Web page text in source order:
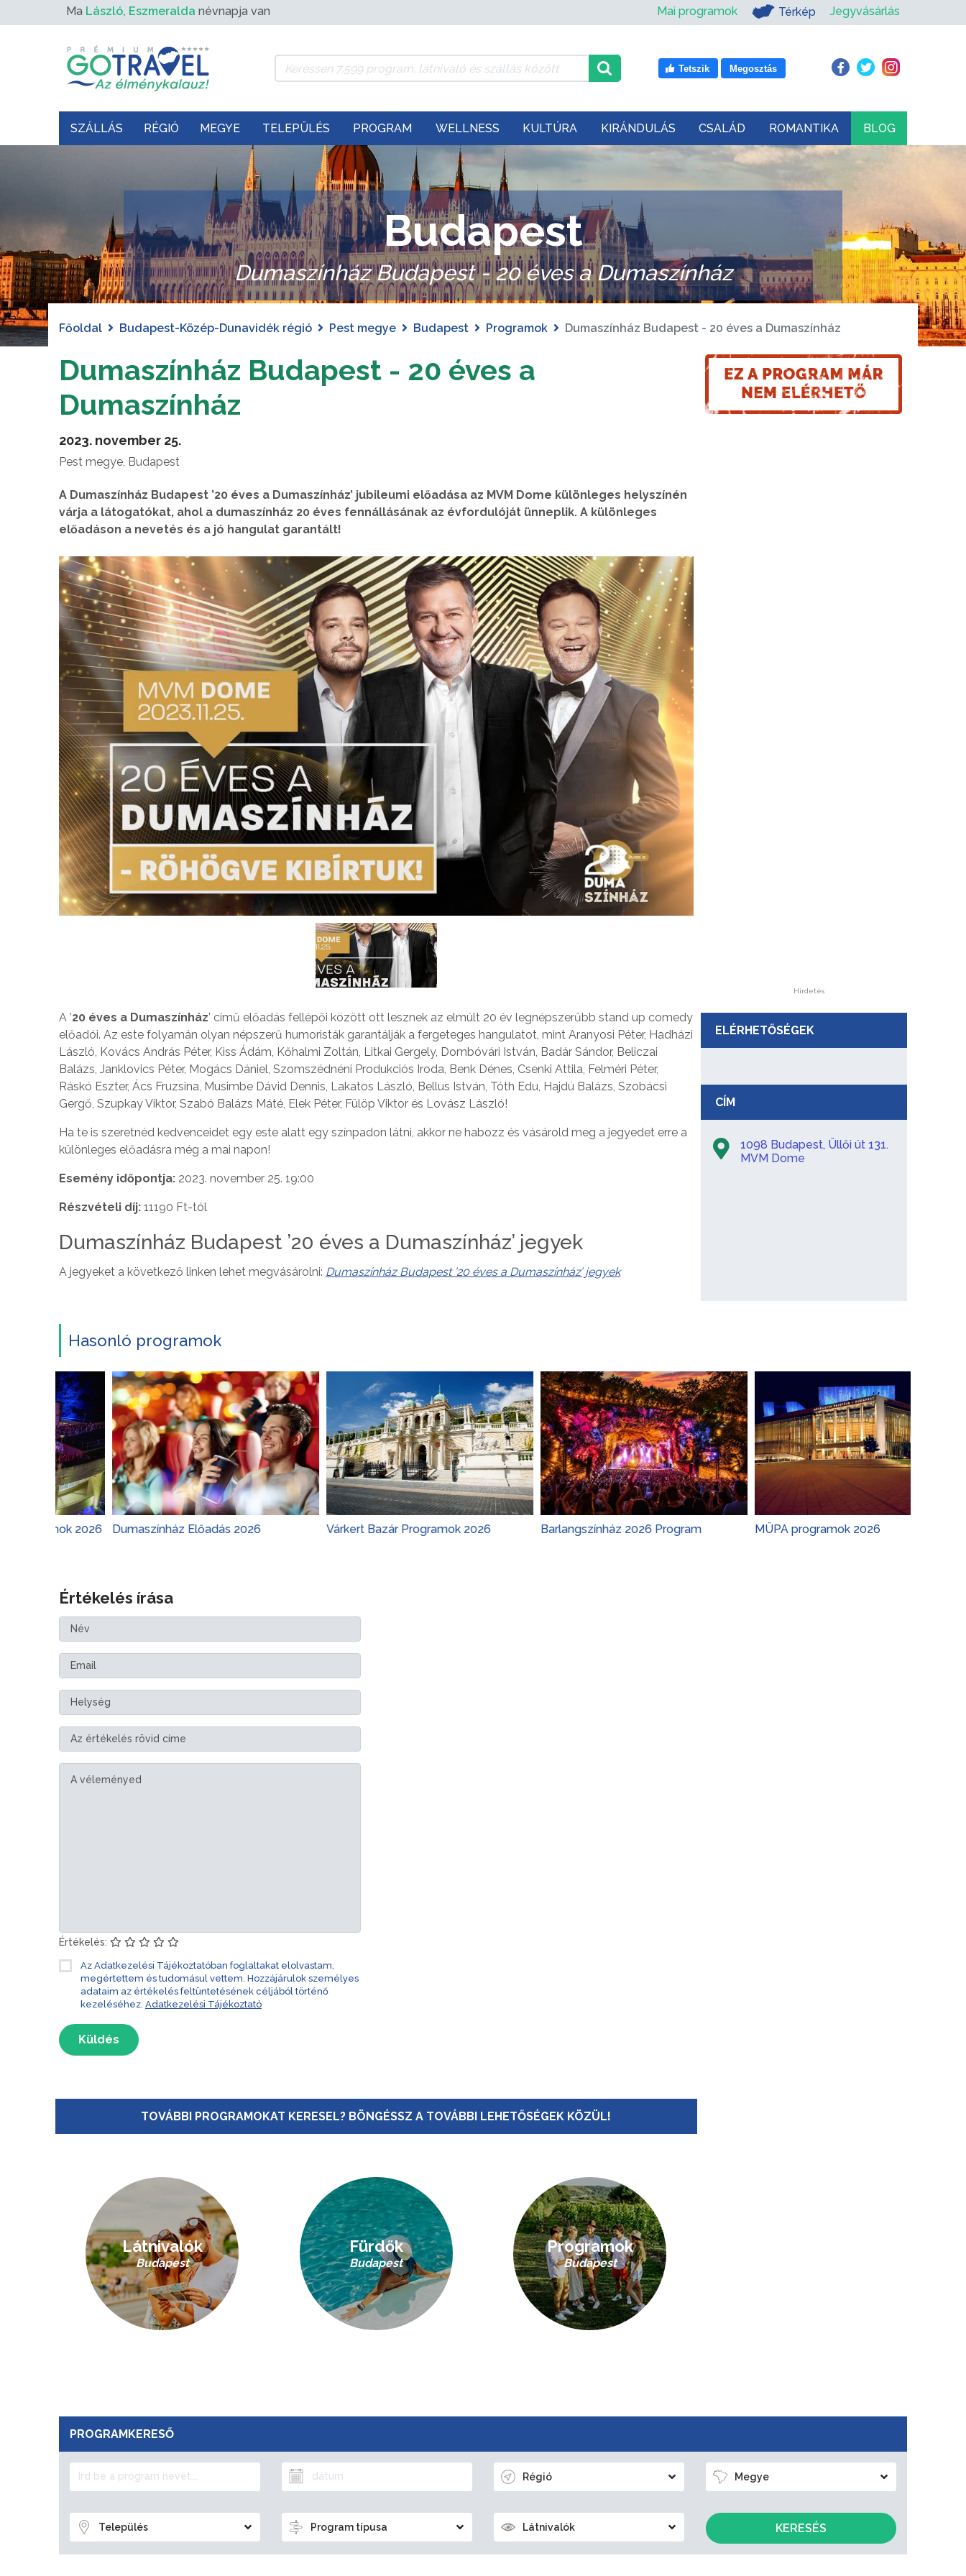
Ma László, Eszmeralda névnapja van Mai programok Térkép Jegyvásárlás
Tetszik Megosztás
SZÁLLÁS RÉGIÓ MEGYE TELEPÜLÉS PROGRAM WELLNESS KULTÚRA KIRÁNDULÁS CSALÁD ROMANTIKA BLOG
Budapest
Dumaszínház Budapest - 20 éves a Dumaszínház
Főoldal Budapest-Közép-Dunavidék régió Pest megye Budapest Programok Dumaszínház Budapest - 20 éves a Dumaszínház
Dumaszínház Budapest - 20 éves a
Dumaszínház
2023. november 25.
Pest megye, Budapest
A Dumaszínház Budapest ’20 éves a Dumaszínház’ jubileumi előadása az MVM Dome különleges helyszínén
várja a látogatókat, ahol a dumaszínház 20 éves fennállásának az évfordulóját ünneplik. A különleges
előadáson a nevetés és a jó hangulat garantált!
A ’20 éves a Dumaszínház’ című előadás fellépői között ott lesznek az elmúlt 20 év legnépszerűbb stand up comedy
előadói. Az este folyamán olyan népszerű humoristák garantálják a fergeteges hangulatot, mint Aranyosi Péter, Hadházi
László, Kovács András Péter, Kiss Ádám, Kőhalmi Zoltán, Litkai Gergely, Dombóvári István, Badár Sándor, Beliczai
Balázs, Janklovics Péter, Mogács Dániel, Szomszédnéni Produkciós Iroda, Benk Dénes, Csenki Attila, Felméri Péter,
Ráskó Eszter, Ács Fruzsina, Musimbe Dávid Dennis, Lakatos László, Bellus István, Tóth Edu, Hajdú Balázs, Szobácsi
Gergő, Szupkay Viktor, Szabó Balázs Máté, Elek Péter, Fülöp Viktor és Lovász László!
Ha te is szeretnéd kedvenceidet egy este alatt egy színpadon látni, akkor ne habozz és vásárold meg a jegyedet erre a
különleges előadásra még a mai napon!
Esemény időpontja: 2023. november 25. 19:00
Részvételi díj: 11190 Ft-tól
Dumaszínház Budapest ’20 éves a Dumaszínház’ jegyek
A jegyeket a következő linken lehet megvásárolni: Dumaszínház Budapest ’20 éves a Dumaszínház’ jegyek
Hasonló programok
Dumaszínház Előadás 2026 Várkert Bazár Programok 2026 Barlangszínház 2026 Program MÜPA programok 2026
Értékelés írása
Értékelés:
Az Adatkezelési Tájékoztatóban foglaltakat elolvastam,
megértettem és tudomásul vettem. Hozzájárulok személyes
adataim az értékelés feltüntetésének céljából történő
kezeléséhez. Adatkezelési Tájékoztató
Küldés
TOVÁBBI PROGRAMOKAT KERESEL? BÖNGÉSSZ A TOVÁBBI LEHETŐSÉGEK KÖZÜL!
Látnivalók
Budapest
Fürdők
Budapest
Programok
Budapest
Hirdetés
ELÉRHETŐSÉGEK
CÍM
1098 Budapest, Üllői út 131.
MVM Dome
PROGRAMKERESŐ
Régió Megye
Település Program típusa Látnivalók KERESÉS